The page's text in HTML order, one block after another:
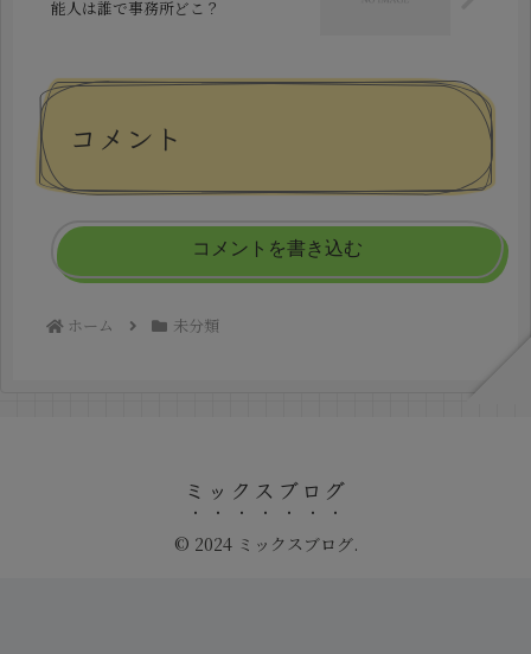
能人は誰で事務所どこ？
コメント
コメントを書き込む
ホーム 未分類
ミックスブログ
© 2024 ミックスブログ.